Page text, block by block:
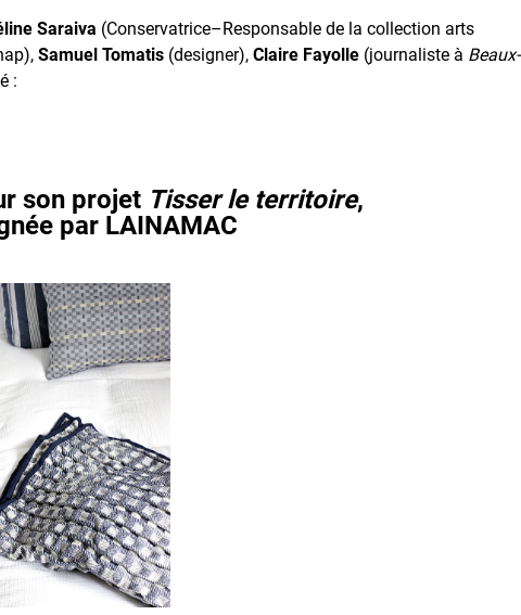
Saraiva (Conservatrice–Responsable de la collection arts
Samuel Tomatis (designer), Claire Fayolle (journaliste à Beaux-
:
son projet Tisser le territoire,
par LAINAMAC